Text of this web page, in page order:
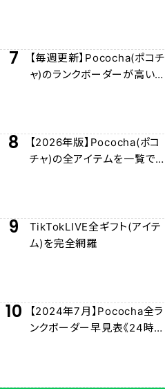
7
【毎週更新】Pococha(ポコチ
ャ)のランクボーダーが高い日
8
【2026年版】Pococha(ポコ
チャ)の全アイテムを一覧でわ
9
TikTokLIVE全ギフト(アイテ
ム)を完全網羅
10
【2024年7月】Pococha全ラ
ンクボーダー早見表《24時締